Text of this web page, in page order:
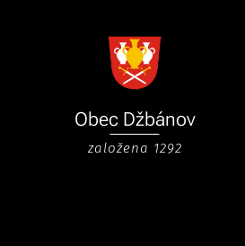
Obec Džbánov
založena 1292